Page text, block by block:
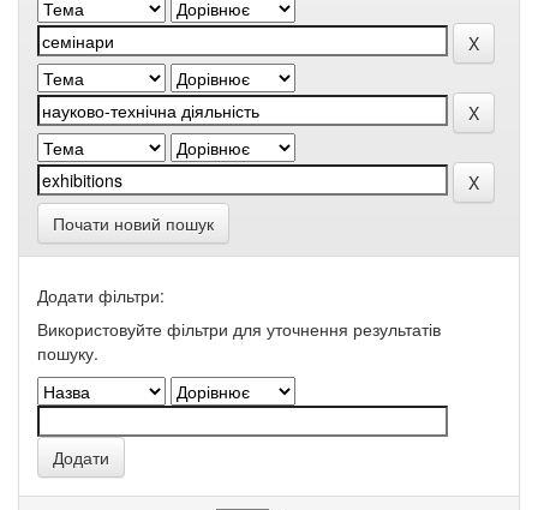
Почати новий пошук
Додати фільтри:
Використовуйте фільтри для уточнення результатів
пошуку.